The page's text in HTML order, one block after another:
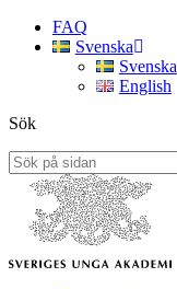
FAQ
Svenska
Svenska
English
Sök